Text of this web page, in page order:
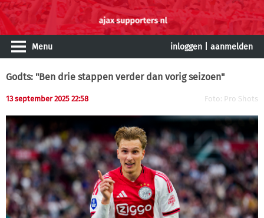
Menu inloggen aanmelden
Godts: "Ben drie stappen verder dan vorig seizoen"
13 september 2025 22:58 Foto: Pro Shots